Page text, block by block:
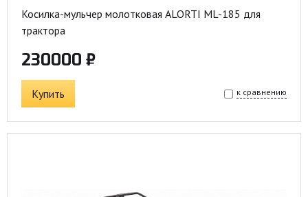
Косилка-мульчер молотковая ALORTI ML-185 для
трактора
230000 ₽
Купить к сравнению